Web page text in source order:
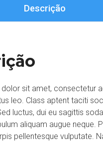
Descrição
sit amet, consectetur
leo. Class aptent taciti
luctus, dui eu sagittis
aliquam augue neque.
pellentesque vulputate.